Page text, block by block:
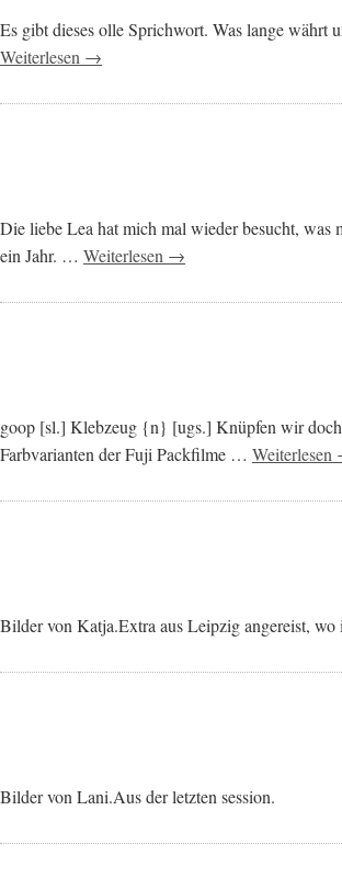
Es gibt dieses olle Sprichwort. Was lange währt
Weiterlesen →
Die liebe Lea hat mich mal wieder besucht, was
ein Jahr. … Weiterlesen →
goop [sl.] Klebzeug {n} [ugs.] Knüpfen wir doch
Farbvarianten der Fuji Packfilme …
Bilder von Katja.Extra aus Leipzig angereist,
Bilder von Lani.Aus der letzten session.